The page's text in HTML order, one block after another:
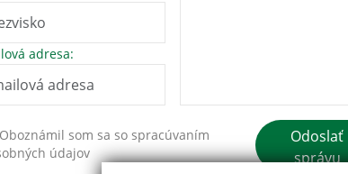
adresa:
Oboznámil som sa so spracúvaním
údajov
Odoslať
správu